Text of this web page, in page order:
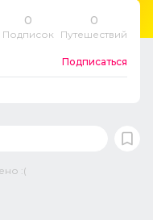
0
Подписок
0
Путешествий
Подписаться
:(